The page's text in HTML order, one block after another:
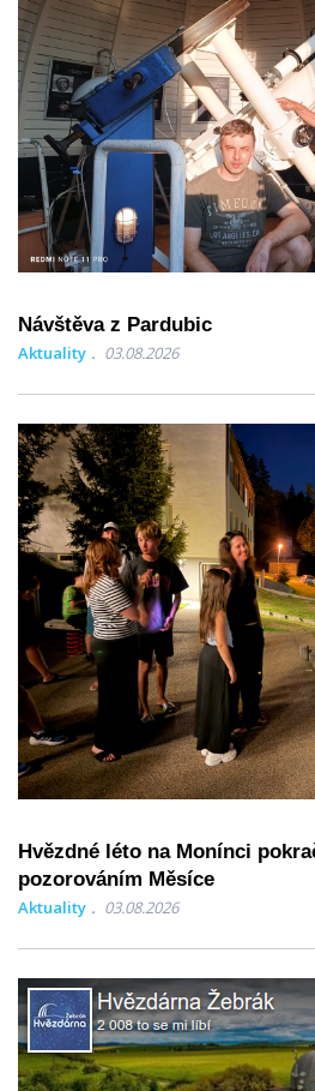
Návštěva z Pardubic
Aktuality 03.08.2026
Hvězdné léto na Monínci
pozorováním Měsíce
Aktuality 03.08.2026